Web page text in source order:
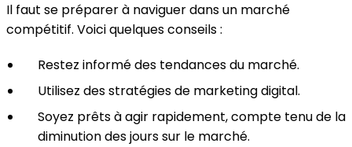
Il faut se préparer à naviguer dans un marché
compétitif. Voici quelques conseils :
Restez informé des tendances du marché.
Utilisez des stratégies de marketing digital.
Soyez prêts à agir rapidement, compte tenu de la
diminution des jours sur le marché.